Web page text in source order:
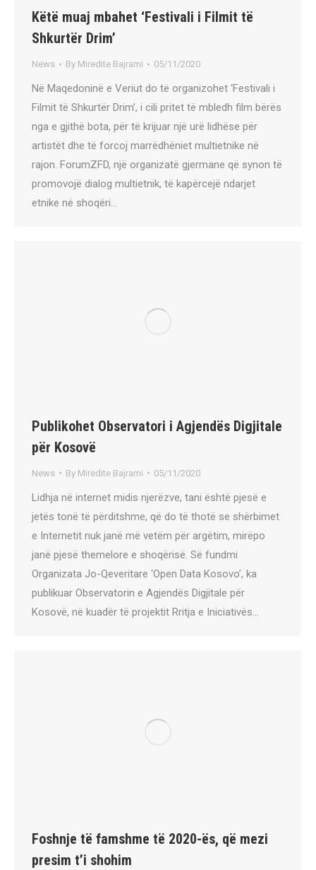
Këtë muaj mbahet ‘Festivali i Filmit të
Shkurtër Drim’
News By Miredite Bajrami 05/11/2020
Në Maqedoninë e Veriut do të organizohet ‘Festivali i
Filmit të Shkurtër Drim’, i cili pritet të mbledh film bërës
nga e gjithë bota, për të krijuar një urë lidhëse për
artistët dhe të forcoj marrëdhëniet multietnike në
rajon. ForumZFD, një organizatë gjermane që synon të
promovojë dialog multietnik, të kapërcejë ndarjet
etnike në shoqëri…
Publikohet Observatori i Agjendës Digjitale
për Kosovë
News By Miredite Bajrami 05/11/2020
Lidhja në internet midis njerëzve, tani është pjesë e
jetës tonë të përditshme, që do të thotë se shërbimet
e Internetit nuk janë më vetëm për argëtim, mirëpo
janë pjesë themelore e shoqërisë. Së fundmi
Organizata Jo-Qeveritare ‘Open Data Kosovo’, ka
publikuar Observatorin e Agjendës Digjitale për
Kosovë, në kuadër të projektit Rritja e Iniciativës…
Foshnje të famshme të 2020-ës, që mezi
presim t’i shohim